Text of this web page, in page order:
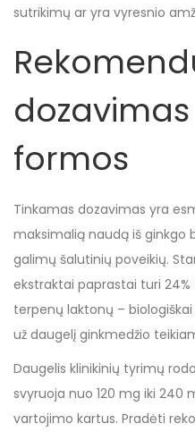
sutrikimų ar yra vyresnio
formos
Tinkamas dozavimas yra
maksimalią naudą iš ginkgo
galimų šalutinių poveikių.
ekstraktai paprastai turi 24%
terpenų laktonų –
už daugelį ginkmedžio
Daugelis klinikinių tyrimų
svyruoja nuo 120 mg iki 240
vartojimo kartus. Pradėti